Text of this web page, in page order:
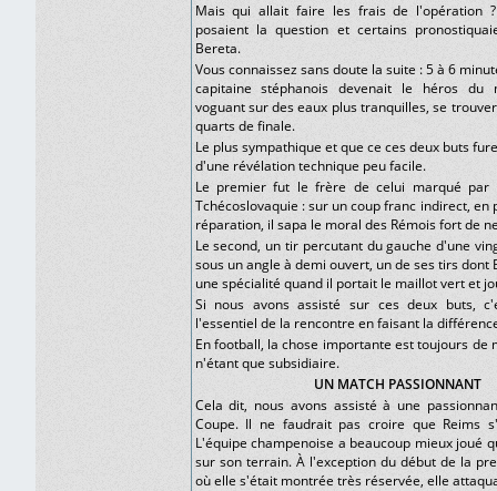
Mais qui allait faire les frais de l'opération
posaient la question et certains
Bereta.
Vous connaissez sans doute la suite : 5 à 6
capitaine stéphanois devenait le héros du
voguant sur des eaux plus tranquilles, se
quarts de finale.
Le plus sympathique et que ce ces deux buts
d'une révélation technique peu facile.
Le premier fut le frère de celui marqué par
Tchécoslovaquie : sur un coup franc indirect, en
réparation, il sapa le moral des Rémois fort de
Le second, un tir percutant du gauche d'une
sous un angle à demi ouvert, un de ses tirs
une spécialité quand il portait le maillot vert et
Si nous avons assisté sur ces deux buts,
l'essentiel de la rencontre en faisant la
En football, la chose importante est toujours de
n'étant que subsidiaire.
UN MATCH PASSIONNANT
Cela dit, nous avons assisté à une
Coupe. Il ne faudrait pas croire que Reims
L'équipe champenoise a beaucoup mieux joué
sur son terrain. À l'exception du début de la
où elle s'était montrée très réservée, elle